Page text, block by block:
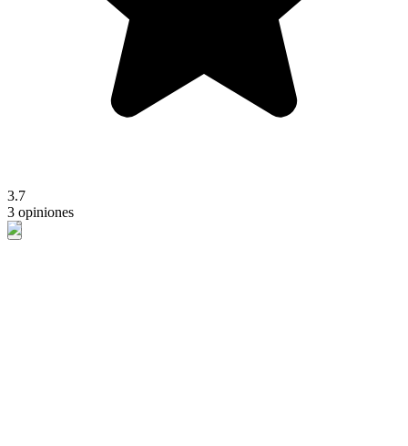
3.7
3 opiniones